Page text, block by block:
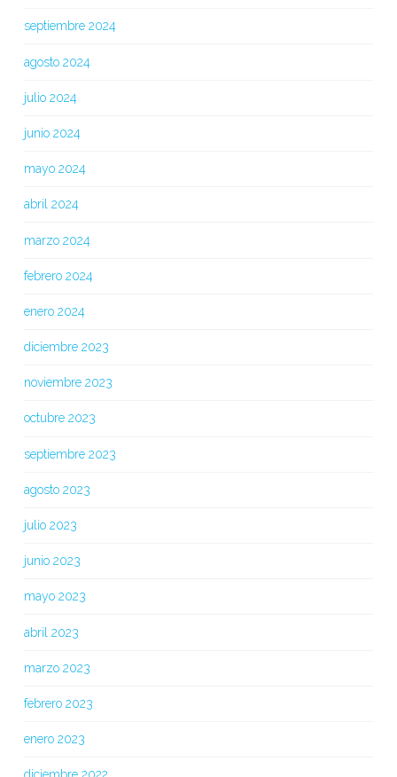
septiembre 2024
agosto 2024
julio 2024
junio 2024
mayo 2024
abril 2024
marzo 2024
febrero 2024
enero 2024
diciembre 2023
noviembre 2023
octubre 2023
septiembre 2023
agosto 2023
julio 2023
junio 2023
mayo 2023
abril 2023
marzo 2023
febrero 2023
enero 2023